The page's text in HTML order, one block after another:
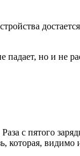
но и не
с пятого
которая, видимо